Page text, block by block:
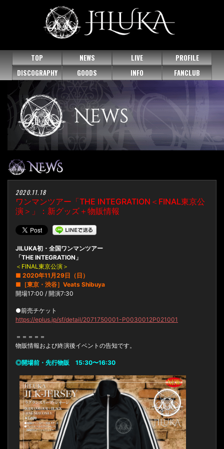
TOP NEWS LIVE
PROFILE
DISCOGRAPHY
GOODS INFO FANCLUB
2020.11.18
ワンマンツアー「THE INTEGRATION＜FINAL東京公
演＞」：新グッズ＋物販情報
JILUKA初・全国ワンマンツアー
「THE INTEGRATION」
＜FINAL東京公演＞
■ 2020年11月29日（日）
■［東京・渋谷］Veats Shibuya
開場17:00 / 開演7:30
●前売チケット
https://eplus.jp/sf/detail/2071750001-P0030012P021001
＝＝＝＝＝
物販情報および終演後イベントの告知です。
◎開場前・先行物販 15:30〜16:30